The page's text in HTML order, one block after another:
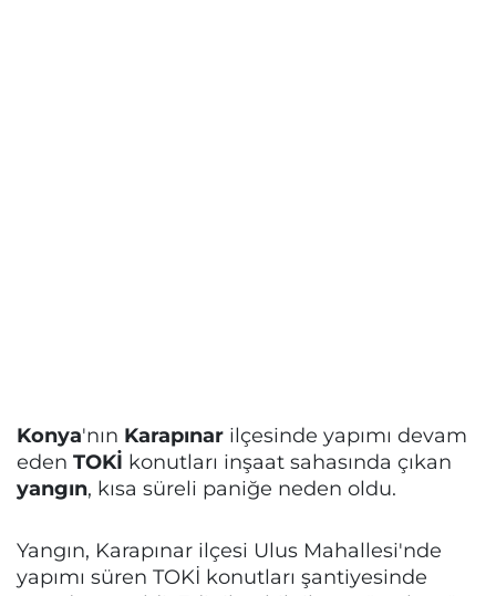
Konya'nın Karapınar ilçesinde yapımı devam
eden TOKİ konutları inşaat sahasında çıkan
yangın, kısa süreli paniğe neden oldu.
Yangın, Karapınar ilçesi Ulus Mahallesi'nde
yapımı süren TOKİ konutları şantiyesinde